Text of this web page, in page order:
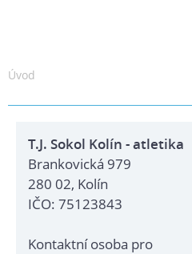
Úvod
T.J. Sokol Kolín - atletika
Brankovická 979
280 02, Kolín
IČO: 75123843
Kontaktní osoba pro